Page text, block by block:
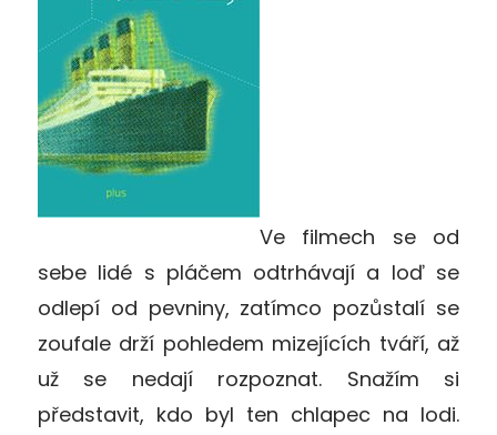
Ve filmech se od
sebe lidé s pláčem odtrhávají a loď se
odlepí od pevniny, zatímco pozůstalí se
zoufale drží pohledem mizejících tváří, až
už se nedají rozpoznat. Snažím si
představit, kdo byl ten chlapec na lodi.